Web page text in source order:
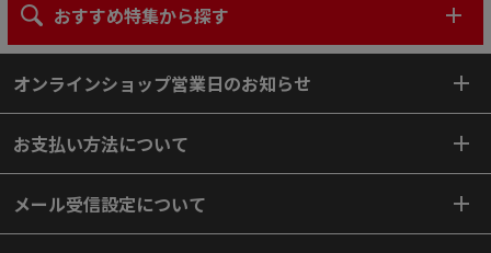
おすすめ特集から探す
オンラインショップ営業日のお知らせ
お支払い方法について
メール受信設定について